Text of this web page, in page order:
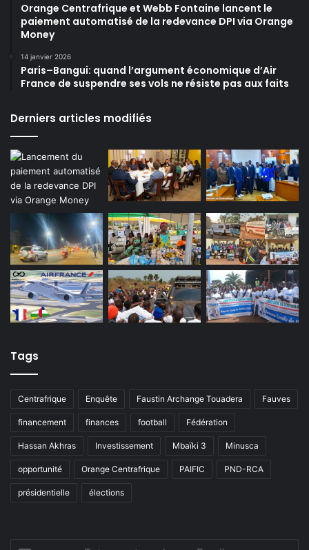
Orange Centrafrique et Webb Fontaine lancent le
paiement automatisé de la redevance DPI via Orange
Money
14 janvier 2026
Paris–Bangui: quand l’argument économique d’Air
France de suspendre ses vols ne résiste pas aux faits
Derniers articles modifiés
Tags
Centrafrique Enquête Faustin Archange Touadera Fauves
financement finances football Fédération
Hassan Akhras Investissement Mbaïki 3 Minusca
opportunité Orange Centrafrique PAIFIC PND-RCA
présidentielle élections